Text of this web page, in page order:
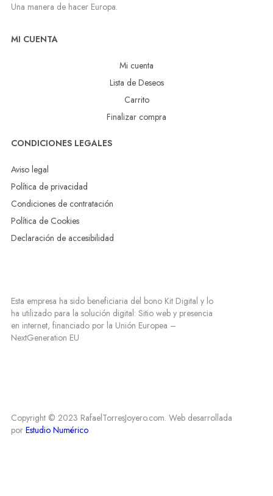
Una manera de hacer Europa.
MI CUENTA
Mi cuenta
Lista de Deseos
Carrito
Finalizar compra
CONDICIONES LEGALES
Aviso legal
Política de privacidad
Condiciones de contratación
Política de Cookies
Declaración de accesibilidad
Esta empresa ha sido beneficiaria del bono Kit Digital y lo
ha utilizado para la solución digital: Sitio web y presencia
en internet, financiado por la Unión Europea –
NextGeneration EU
Copyright © 2023 RafaelTorresJoyero.com. Web desarrollada
por Estudio Numérico